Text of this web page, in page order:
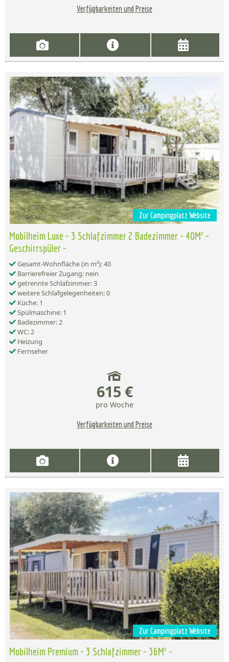
Verfügbarkeiten und Preise
Zur Campingplatz Website
Mobilheim Luxe - 3 Schlafzimmer 2 Badezimmer - 40M² -
Geschirrspüler -
Gesamt-Wohnfläche (in m²): 40
Barrierefreier Zugang: nein
getrennte Schlafzimmer: 3
weitere Schlafgelegenheiten: 0
Küche: 1
Spülmaschine: 1
Badezimmer: 2
WC: 2
Heizung
Fernseher
615 €
pro Woche
Verfügbarkeiten und Preise
Zur Campingplatz Website
Mobilheim Premium - 3 Schlafzimmer - 36M² -